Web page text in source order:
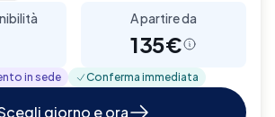
A partire da
135€
in sede Conferma immediata
giorno e ora